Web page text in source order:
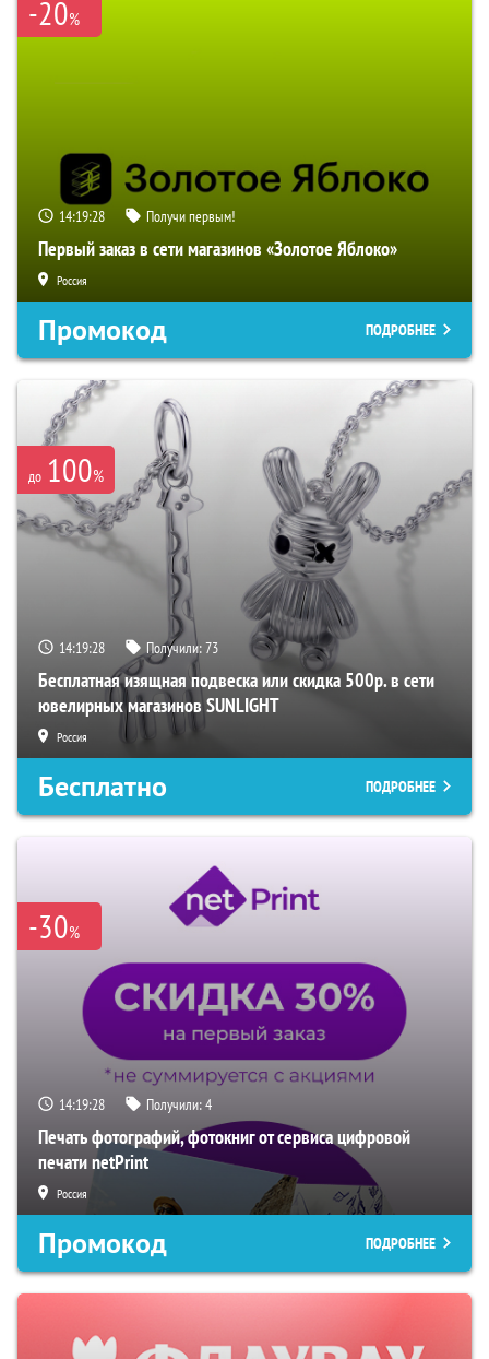
-20%
14:19:27 Получи первым!
Первый заказ в сети магазинов «Золотое Яблоко»
Россия
Промокод ПОДРОБНЕЕ
до 100%
14:19:27 Получили:73
Бесплатная изящная подвеска или скидка 500р. в сети
ювелирных магазинов SUNLIGHT
Россия
Бесплатно ПОДРОБНЕЕ
-30%
14:19:27 Получили:4
Печать фотографий, фотокниг от сервиса цифровой
печати netPrint
Россия
Промокод ПОДРОБНЕЕ